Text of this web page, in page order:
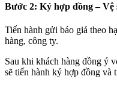
Bước 2: Ký hợp đồng– Vệ
Tiến hành gửi báo giá theo
hàng, công ty.
Sau khi khách hàng đồng ý
sẽ tiến hành ký hợp đồng và